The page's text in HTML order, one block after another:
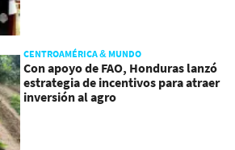
CENTROAMÉRICA & MUNDO
Con apoyo de FAO, Honduras lanzó
estrategia de incentivos para atraer
inversión al agro